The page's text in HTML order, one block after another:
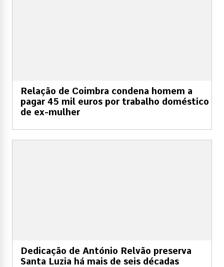
Relação de Coimbra condena homem a
pagar 45 mil euros por trabalho doméstico
de ex-mulher
Dedicação de António Relvão preserva
Santa Luzia há mais de seis décadas